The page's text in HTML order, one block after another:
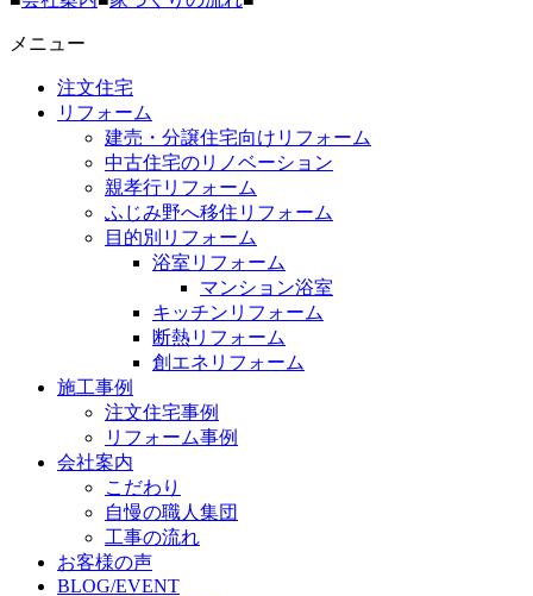
メニュー
注文住宅
リフォーム
建売・分譲住宅向けリフォーム
中古住宅のリノベーション
親孝行リフォーム
ふじみ野へ移住リフォーム
目的別リフォーム
浴室リフォーム
マンション浴室
キッチンリフォーム
断熱リフォーム
創エネリフォーム
施工事例
注文住宅事例
リフォーム事例
会社案内
こだわり
自慢の職人集団
工事の流れ
お客様の声
BLOG/EVENT